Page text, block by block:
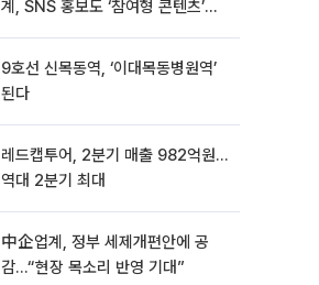
계, SNS 홍보도 ‘참여형 콘텐츠’로
9호선 신목동역, ‘이대목동병원역’
된다
레드캡투어, 2분기 매출 982억원…
역대 2분기 최대
中企업계, 정부 세제개편안에 공
감…“현장 목소리 반영 기대”